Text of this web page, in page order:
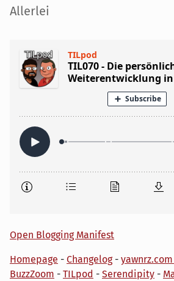
Seitenleiste
Allerlei
Open Blogging Manifest
Homepage - Changelog-
BuzzZoom - TILpod - Serendipity -